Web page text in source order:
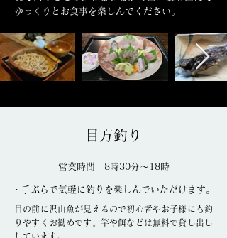
ゆっくりとお食事を楽しんでください。
目方釣り
営業時間 8時30分～18時
・手ぶらで気軽に釣りを楽しんでいただけます。
目の前に沢山魚が見えるので初心者やお子様にも釣
りやすくお勧めです。竿や餌などは無料で貸し出し
しています。